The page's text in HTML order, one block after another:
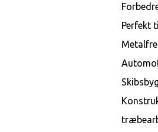
Perfekt